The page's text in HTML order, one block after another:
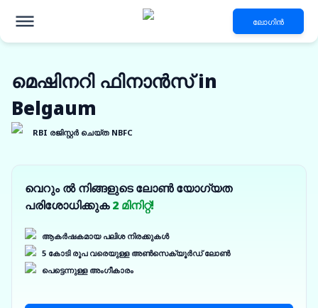
ലോഗിൻ
മെഷിനറി ഫിനാൻസ് in
Belgaum
RBI രജിസ്റ്റർ ചെയ്ത NBFC
വെറും ൽ നിങ്ങളുടെ ലോൺ യോഗ്യത
പരിശോധിക്കുക2 മിനിറ്റ്!
ആകർഷകമായ പലിശ നിരക്കുകൾ
5 കോടി രൂപ വരെയുള്ള അൺസെക്യൂർഡ് ലോൺ
പെട്ടെന്നുള്ള അംഗീകാരം